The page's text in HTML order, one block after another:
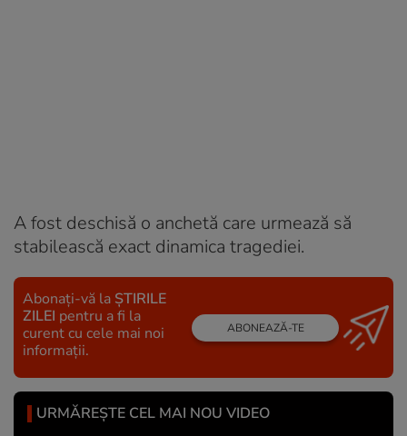
A fost deschisă o anchetă care urmează să
stabilească exact dinamica tragediei.
Abonați-vă la ȘTIRILE
ZILEI pentru a fi la
curent cu cele mai noi
informații.
ABONEAZĂ-TE
URMĂREȘTE CEL MAI NOU VIDEO